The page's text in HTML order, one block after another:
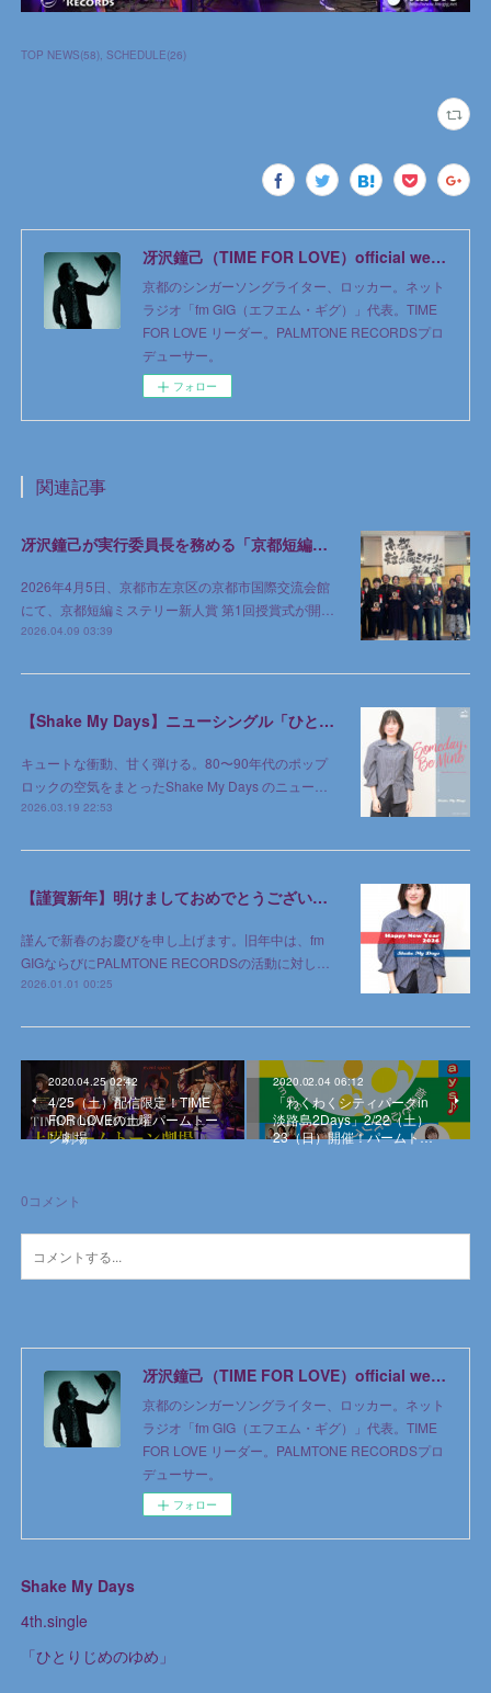
TOP NEWS(58) SCHEDULE(26)
冴沢鐘己（TIME FOR LOVE）official web site
京都のシンガーソングライター、ロッカー。ネット
ラジオ「fm GIG（エフエム・ギグ）」代表。TIME
FOR LOVE リーダー。PALMTONE RECORDSプロ
デューサー。
フォロー
関連記事
冴沢鐘己が実行委員長を務める「京都短編ミステリー新人賞」第1回授賞式が京都で開催
2026年4月5日、京都市左京区の京都市国際交流会館
にて、京都短編ミステリー新人賞 第1回授賞式が開…
2026.04.09 03:39
【Shake My Days】ニューシングル「ひとりじめのゆめ」2026年3月18日 デジタルリリース
キュートな衝動、甘く弾ける。80〜90年代のポップ
ロックの空気をまとったShake My Days のニュー…
2026.03.19 22:53
【謹賀新年】明けましておめでとうございます
謹んで新春のお慶びを申し上げます。旧年中は、fm
GIGならびにPALMTONE RECORDSの活動に対し…
2026.01.01 00:25
2020.04.25 02:42
4/25（土）配信限定！TIME
FOR LOVEの土曜パームトー
ン劇場
2020.02.04 06:12
「わくわくシティパークin
淡路島2Days」2/22（土）
23（日）開催！パームト…
0コメント
冴沢鐘己（TIME FOR LOVE）official web site
京都のシンガーソングライター、ロッカー。ネット
ラジオ「fm GIG（エフエム・ギグ）」代表。TIME
FOR LOVE リーダー。PALMTONE RECORDSプロ
デューサー。
フォロー
Shake My Days
4th.single
「ひとりじめのゆめ」